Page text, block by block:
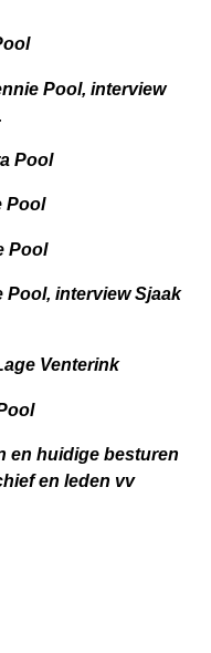
Pool, interview
Pool
Pool
Pool
Pool, interview Sjaak
Venterink
en huidige besturen
en leden vv